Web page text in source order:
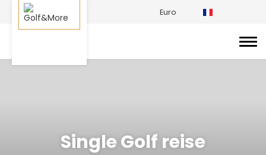
Euro
Single Golf reise